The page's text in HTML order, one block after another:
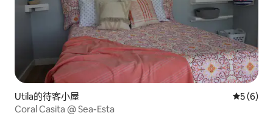
Utila的待客小屋 從 6 則評
5 (6)
Coral Casita @ Sea-Esta